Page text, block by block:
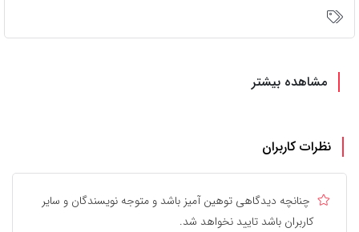
مشاهده بیشتر
نظرات کاربران
چنانچه دیدگاهی توهین آمیز باشد و متوجه نویسندگان و سایر
کاربران باشد تایید نخواهد شد.